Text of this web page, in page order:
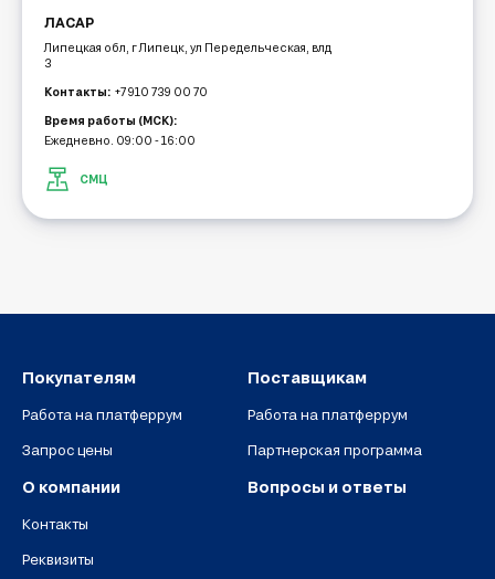
ЛАСАР
Липецкая обл, г Липецк, ул Передельческая, влд
3
Контакты: +7 910 739 00 70
Время работы (МСК):
Ежедневно. 09:00 - 16:00
СМЦ
Покупателям
Работа на платферрум
Запрос цены
Поставщикам
Работа на платферрум
Партнерская программа
О компании
Контакты
Реквизиты
Вопросы и ответы